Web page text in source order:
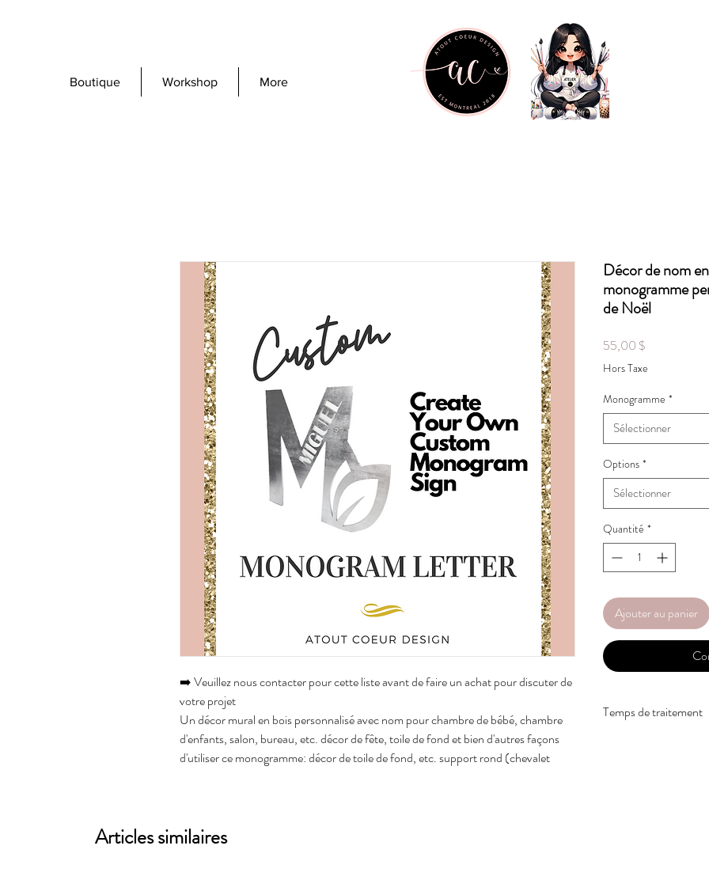
Boutique Workshop More
➡️ Veuillez nous contacter pour cette liste avant de faire un achat pour discuter de
votre projet
Un décor mural en bois personnalisé avec nom pour chambre de bébé, chambre
d'enfants, salon, bureau, etc. décor de fête, toile de fond et bien d'autres façons
d'utiliser ce monogramme: décor de toile de fond, etc. support rond (chevalet
❤️ Ce décor de nom monogramme est fait de bois véritable de première qualité ,
Décor de nom
monogramme
de Noël
55,00 $
Hors Taxe
Monogramme *
Sélectionner
Options *
Sélectionner
Quantité *
Ajouter au panier
Temps de traitement
Articles similaires